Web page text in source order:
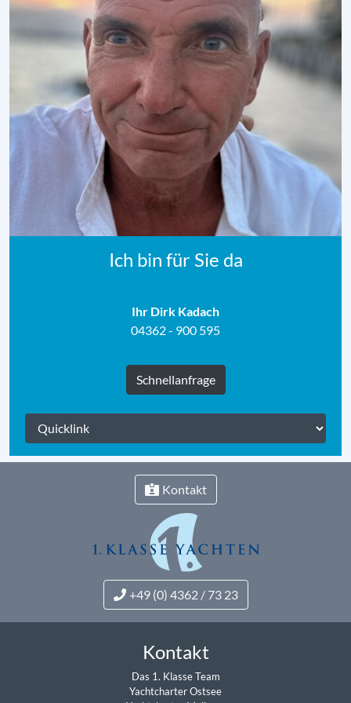
Ich bin für Sie da
Ihr Dirk Kadach
04362 - 900 595
Schnellanfrage
Kontakt
+49 (0) 4362 / 73 23
Kontakt
Das 1. Klasse Team
Yachtcharter Ostsee